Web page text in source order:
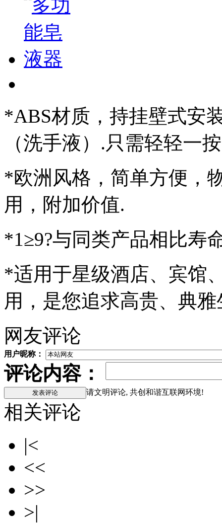
*ABS材质，持挂壁式安
（洗手液）.只需轻轻一
*欧洲风格，简单方便，
用，附加价值.
*1≥9?与同类产品相比寿
*适用于星级酒店、宾馆
用，是您追求高贵、典
网友评论
用户昵称：
评论内容：
请文明评论, 共创和谐互联网环境!
相关评论
|<
<<
>>
>|